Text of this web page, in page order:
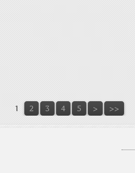
1 2 3 4 5 > >>